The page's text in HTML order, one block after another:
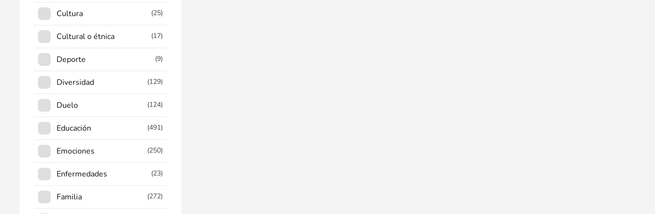
Cultura (25)
Cultural o étnica (17)
Deporte (9)
Diversidad (129)
Duelo (124)
Educación (491)
Emociones (250)
Enfermedades (23)
Familia (272)